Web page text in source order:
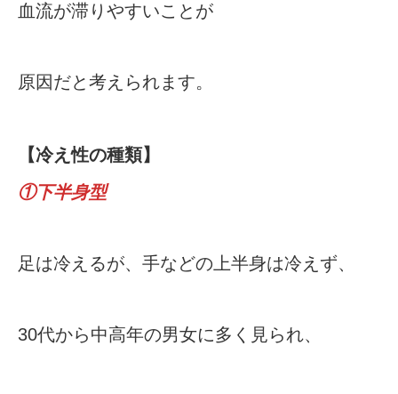
血流が滞りやすいことが
原因だと考えられます。
【冷え性の種類】
①下半身型
足は冷えるが、手などの上半身は冷えず、
30代から中高年の男女に多く見られ、